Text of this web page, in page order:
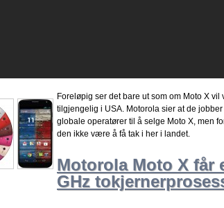
Foreløpig ser det bare ut som om Moto X vil
tilgjengelig i USA. Motorola sier at de
globale operatører til å selge Moto X, men
den ikke være å få tak i her i landet.
Motorola Moto X får
GHz